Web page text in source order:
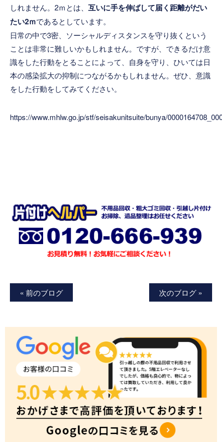
しれません。2ｍとは、 互いに手を伸ばして届く距離がだい
たい2ｍであるとしています。
日常の中で3密、ソーシャルディスタンスを守り抜くという
ことは非常に難しいかもしれません。ですが、できるだけ意
識をした行動をとることによって、自身を守り、ひいては日
本の感染拡大の抑制につながるかもしれません。ぜひ、意識
をした行動をしてみてください。
https://www.mhlw.go.jp/stf/seisakunitsuite/bunya/
« 前のブログ 次のブログ »